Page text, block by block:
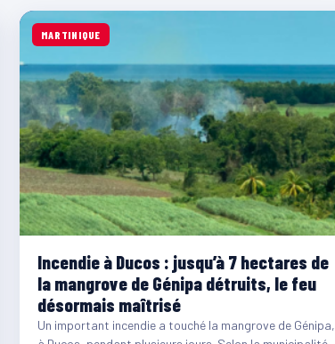
MARTINIQUE
Incendie à Ducos : jusqu’à 7 hectares de
la mangrove de Génipa détruits, le feu
désormais maîtrisé
Un important incendie a touché la mangrove de Génipa,